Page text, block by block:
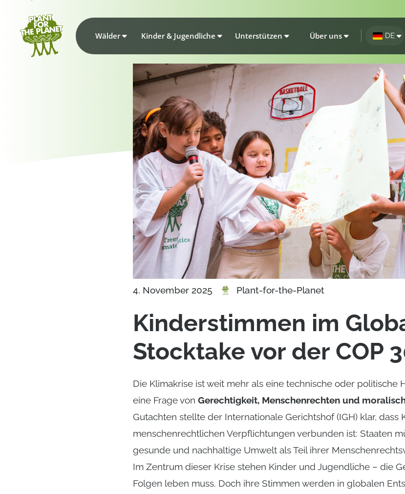
Wälder Kinder & Jugendliche Unterstützen Über uns DE
4. November 2025 Plant-for-the-Planet
Kinderstimmen im
Stocktake vor der COP
Die Klimakrise ist weit mehr als eine technische oder politische
eine Frage von Gerechtigkeit, Menschenrechten und
Gutachten stellte der Internationale Gerichtshof (IGH) klar, dass
menschenrechtlichen Verpflichtungen verbunden ist: Staaten
gesunde und nachhaltige Umwelt als Teil ihrer
Im Zentrum dieser Krise stehen Kinder und Jugendliche – die
Folgen leben muss. Doch ihre Stimmen werden in globalen